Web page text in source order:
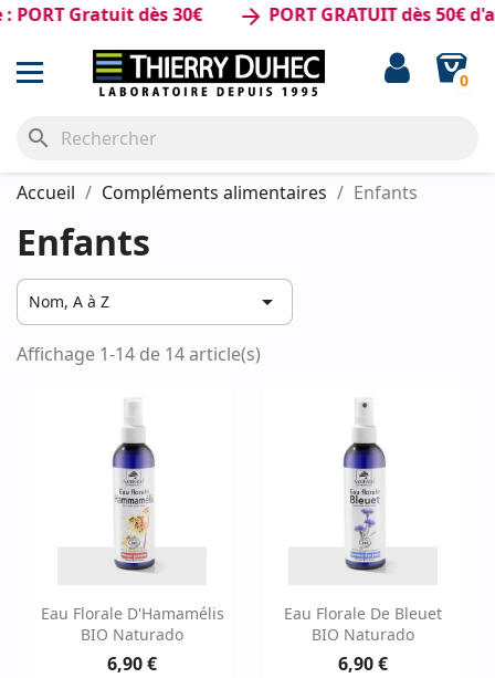
Gratuit dès 30€ arrow_forwardPORT GRATUIT dès 50€
0
search
Accueil Compléments alimentaires Enfants
Enfants
Nom, A à Z 
Affichage 1-14 de 14 article(s)
Eau Florale D'Hamamélis
BIO Naturado
6,90 €
Eau Florale De Bleuet
BIO Naturado
6,90 €